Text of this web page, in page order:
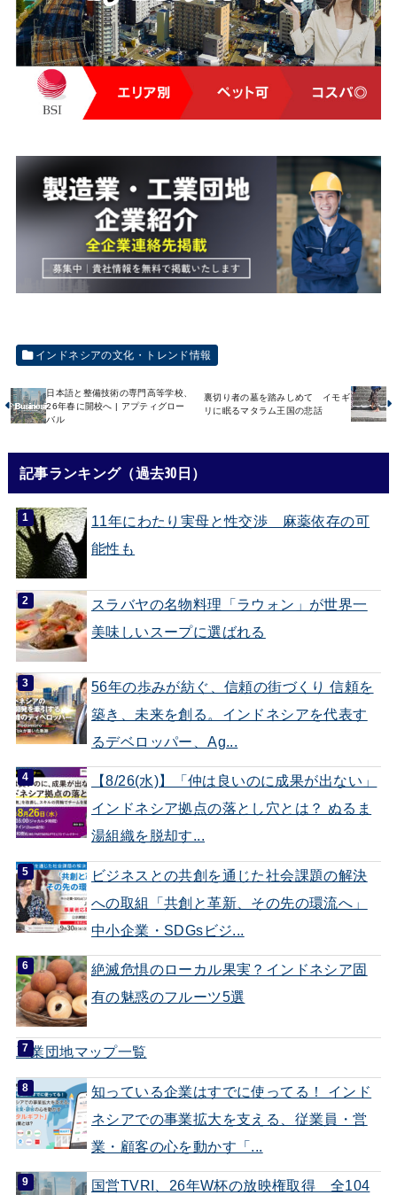
インドネシアの文化・トレンド情報
日本語と整備技術の専門高等学校、
26年春に開校へ | アプティグロー
バル
裏切り者の墓を踏みしめて イモギ
リに眠るマタラム王国の悲話
記事ランキング（過去30日）
11年にわたり実母と性交渉 麻薬依存の可
能性も
スラバヤの名物料理「ラウォン」が世界一
美味しいスープに選ばれる
56年の歩みが紡ぐ、信頼の街づくり 信頼を
築き、未来を創る。インドネシアを代表す
るデベロッパー、Ag...
【8/26(水)】「仲は良いのに成果が出ない」
インドネシア拠点の落とし穴とは？ ぬるま
湯組織を脱却す...
ビジネスとの共創を通じた社会課題の解決
への取組「共創と革新、その先の環流へ」
中小企業・SDGsビジ...
絶滅危惧のローカル果実？インドネシア固
有の魅惑のフルーツ5選
工業団地マップ一覧
知っている企業はすでに使ってる！ インド
ネシアでの事業拡大を支える、従業員・営
業・顧客の心を動かす「...
国営TVRI、26年W杯の放映権取得 全104